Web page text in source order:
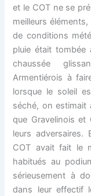
et le COT ne se
meilleurs
de conditions
pluie était tombée
chaussée
Armentiérois à
lorsque le soleil
séché, on estimait
que Gravelinois et
leurs adversaires.
COT avait fait le
habitués au
sérieusement à
dans leur effectif